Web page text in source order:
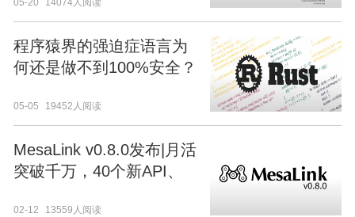
05-20 14074人阅读
程序猿界的强迫症语言为
何还是做不到100%安全？
05-05 19452人阅读
MesaLink v0.8.0发布|月活
突破千万，40个新API、
02-12 13559人阅读